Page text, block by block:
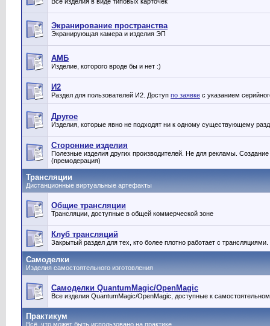
Экранирование пространства
Экранирующая камера и изделия ЭП
АМБ
Изделие, которого вроде бы и нет :)
И2
Раздел для пользователей И2. Доступ по заявке с указанием
Другое
Изделия, которые явно не подходят ни к одному существующему
Сторонние изделия
Полезные изделия других производителей. Не для рекламы.
(премодерация)
Трансляции
Дистанционные виртуальные артефакты
Общие трансляции
Трансляции, доступные в общей коммерческой зоне
Клуб трансляций
Закрытый раздел для тех, кто более плотно работает с трансляциями.
Самоделки
Изделия самостоятельного изготовления
Самоделки QuantumMagic/OpenMagic
Все изделия QuantumMagic/OpenMagic, доступные к
Практикум
Всё, что может быть использовано на практике